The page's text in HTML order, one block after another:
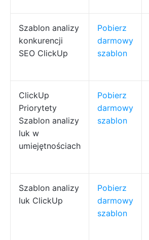
Szablon analizy
konkurencji
SEO ClickUp
Pobierz
darmowy
szablon
ClickUp
Priorytety
Szablon analizy
luk w
umiejętnościach
Pobierz
darmowy
szablon
Szablon analizy
luk ClickUp
Pobierz
darmowy
szablon